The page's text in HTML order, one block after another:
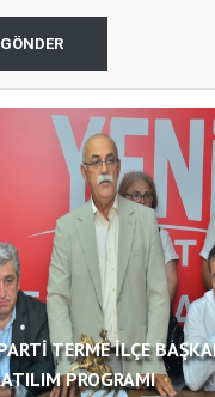
TERME İLÇE
PROGRAMI